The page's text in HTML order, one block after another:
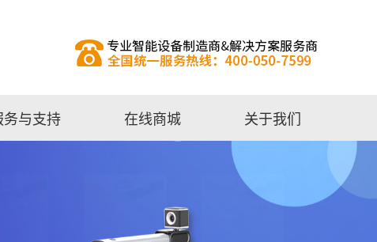
务与支持 在线商城 关于我们